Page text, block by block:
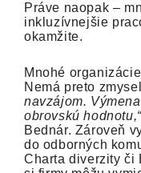
Práve naopak –
inkluzívnejšie
okamžite.
Mnohé
Nemá preto
navzájom.
obrovskú hodnotu,“
Bednár. Zároveň
do odborných
Charta diverzity či